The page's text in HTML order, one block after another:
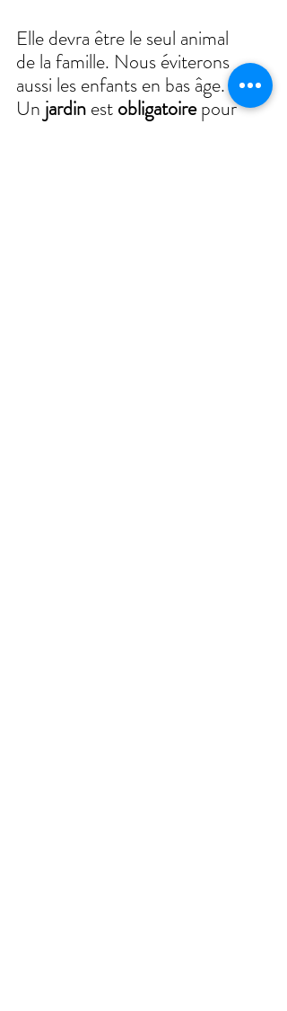
Elle devra être le seul animal
de la famille. Nous éviterons
aussi les enfants en bas âge.
Un jardin est obligatoire pour